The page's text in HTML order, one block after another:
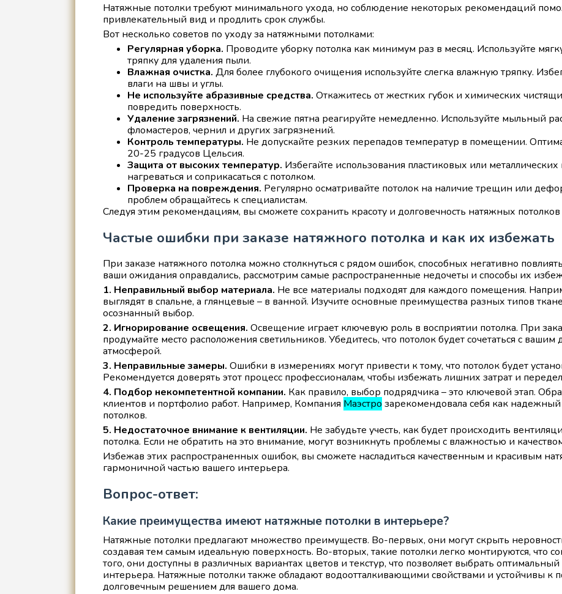
Натяжные потолки требуют минимального ухода, но соблюдение некоторых рекомендаций
привлекательный вид и продлить срок службы.
Вот несколько советов по уходу за натяжными потолками:
Регулярная уборка. Проводите уборку потолка как минимум раз в месяц. Используйте
тряпку для удаления пыли.
Влажная очистка. Для более глубокого очищения используйте слегка влажную тряпку.
влаги на швы и углы.
Не используйте абразивные средства. Откажитесь от жестких губок и химических
повредить поверхность.
Удаление загрязнений. На свежие пятна реагируйте немедленно. Используйте мыльный
фломастеров, чернил и других загрязнений.
Контроль температуры. Не допускайте резких перепадов температур в помещении.
20-25 градусов Цельсия.
Защита от высоких температур. Избегайте использования пластиковых или
нагреваться и соприкасаться с потолком.
Проверка на повреждения. Регулярно осматривайте потолок на наличие трещин или
проблем обращайтесь к специалистам.
Следуя этим рекомендациям, вы сможете сохранить красоту и долговечность натяжных
Частые ошибки при заказе натяжного потолка и как их избежать
При заказе натяжного потолка можно столкнуться с рядом ошибок, способных негативно
ваши ожидания оправдались, рассмотрим самые распространенные недочеты и способы их
1. Неправильный выбор материала. Не все материалы подходят для каждого помещения.
выглядят в спальне, а глянцевые – в ванной. Изучите основные преимущества разных типов
осознанный выбор.
2. Игнорирование освещения. Освещение играет ключевую роль в восприятии потолка. При
продумайте место расположения светильников. Убедитесь, что потолок будет сочетаться с
атмосферой.
3. Неправильные замеры. Ошибки в измерениях могут привести к тому, что потолок будет
Рекомендуется доверять этот процесс профессионалам, чтобы избежать лишних затрат и
4. Подбор некомпетентной компании. Как правило, выбор подрядчика – это ключевой этап.
клиентов и портфолио работ. Например, Компания Маэстро зарекомендовала себя как
потолков.
5. Недостаточное внимание к вентиляции. Не забудьте учесть, как будет происходить
потолка. Если не обратить на это внимание, могут возникнуть проблемы с влажностью и
Избежав этих распространенных ошибок, вы сможете насладиться качественным и красивым
гармоничной частью вашего интерьера.
Вопрос-ответ:
Какие преимущества имеют натяжные потолки в интерьере?
Натяжные потолки предлагают множество преимуществ. Во-первых, они могут скрыть
создавая тем самым идеальную поверхность. Во-вторых, такие потолки легко монтируются, что
того, они доступны в различных вариантах цветов и текстур, что позволяет выбрать
интерьера. Натяжные потолки также обладают водоотталкивающими свойствами и устойчивы к
долговечным решением для вашего дома.